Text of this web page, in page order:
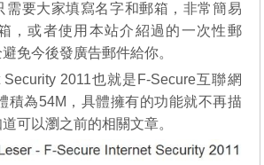
需要大家填寫名字和郵箱，非常簡易
，或者使用本站介紹過的一次性郵
免今後發廣告郵件給你。
Security 2011也就是F-Secure互聯網
積為54M，具體擁有的功能就不再描
可以瀏之前的相關文章。